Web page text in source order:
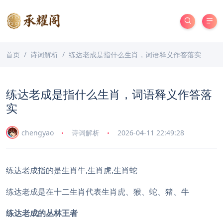
首页 诗词解析 练达老成是指什么生肖，词语释义作答落实
练达老成是指什么生肖，词语释义作答落
实
chengyao 诗词解析 2026-04-11 22:49:28
练达老成指的是生肖牛,生肖虎,生肖蛇
练达老成是在十二生肖代表生肖虎、猴、蛇、猪、牛
练达老成的丛林王者